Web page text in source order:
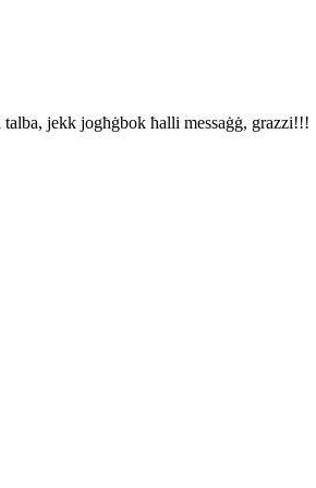
jekk jogħġbok ħalli messaġġ, grazzi!!!